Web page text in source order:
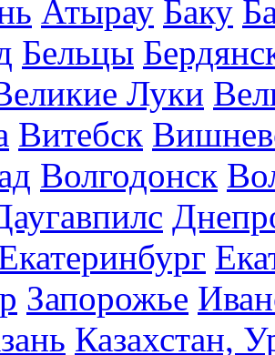
Атырау Баку
Бельцы
Луки
Витебск
Волгодонск
Запорожье
Казахстан,